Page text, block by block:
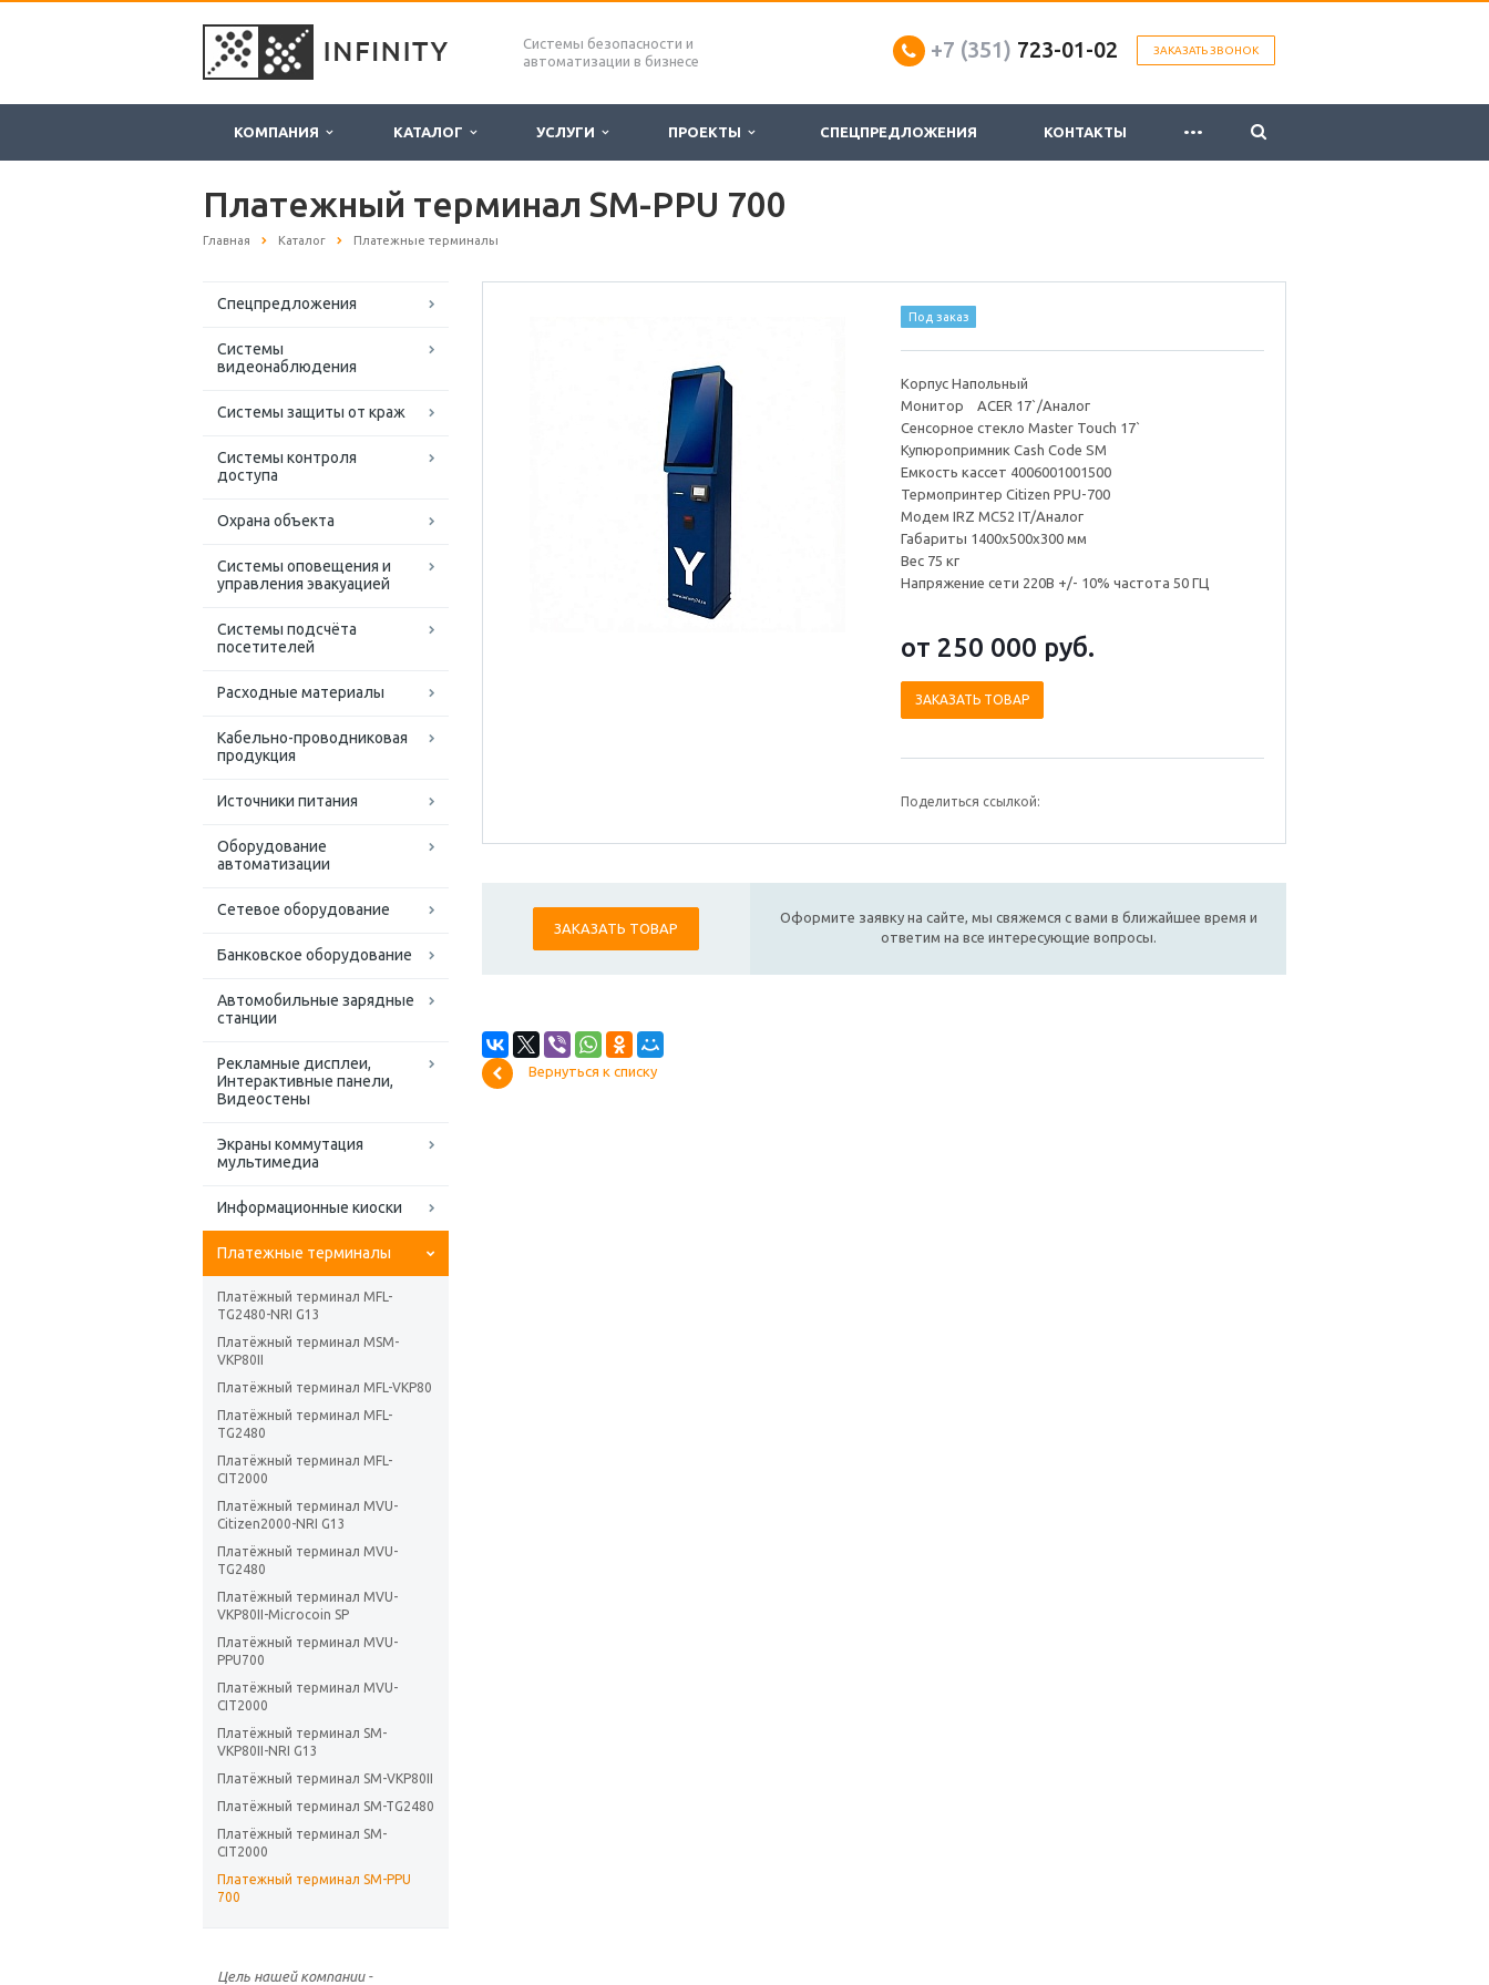
Системы безопасности и
автоматизации в бизнесе
ЗАКАЗАТЬ ЗВОНОК
+7 (351) 723-01-02
КОМПАНИЯ КАТАЛОГ УСЛУГИ ПРОЕКТЫ СПЕЦПРЕДЛОЖЕНИЯ КОНТАКТЫ ...
Платежный терминал SM-PPU 700
Главная Каталог Платежные терминалы
Спецпредложения
Системы
видеонаблюдения
Системы защиты от краж
Системы контроля
доступа
Охрана объекта
Системы оповещения и
управления эвакуацией
Системы подсчёта
посетителей
Расходные материалы
Кабельно-проводниковая
продукция
Источники питания
Оборудование
автоматизации
Сетевое оборудование
Банковское оборудование
Автомобильные зарядные
станции
Рекламные дисплеи,
Интерактивные панели,
Видеостены
Экраны коммутация
мультимедиа
Информационные киоски
Платежные терминалы
Платёжный терминал MFL-
TG2480-NRI G13
Платёжный терминал MSM-
VKP80II
Платёжный терминал MFL-VKP80
Платёжный терминал MFL-
TG2480
Платёжный терминал MFL-
CIT2000
Платёжный терминал MVU-
Citizen2000-NRI G13
Платёжный терминал MVU-
TG2480
Платёжный терминал MVU-
VKP80II-Microcoin SP
Платёжный терминал MVU-
PPU700
Платёжный терминал MVU-
CIT2000
Платёжный терминал SM-
VKP80II-NRI G13
Платёжный терминал SM-VKP80II
Платёжный терминал SM-TG2480
Платёжный терминал SM-
CIT2000
Платежный терминал SM-PPU
700
Цель нашей компании -
Под заказ
Корпус Напольный
Монитор AСER 17`/Аналог
Сенсорное стекло Master Touch 17`
Купюропримник Cash Code SM
Емкость кассет 4006001001500
Термопринтер Citizen PPU-700
Модем IRZ MC52 IT/Аналог
Габариты 1400х500х300 мм
Вес 75 кг
Напряжение сети 220В +/- 10% частота 50 ГЦ
от 250 000 руб.
ЗАКАЗАТЬ ТОВАР
Поделиться ссылкой:
ЗАКАЗАТЬ ТОВАР
Оформите заявку на сайте, мы свяжемся с вами в ближайшее время и
ответим на все интересующие вопросы.
Вернуться к списку